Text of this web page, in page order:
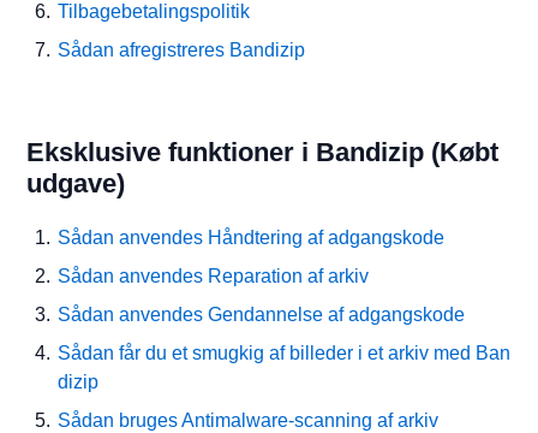
Tilbagebetalingspolitik
Sådan afregistreres Bandizip
Eksklusive funktioner i Bandizip (Købt
udgave)
Sådan anvendes Håndtering af adgangskode
Sådan anvendes Reparation af arkiv
Sådan anvendes Gendannelse af adgangskode
Sådan får du et smugkig af billeder i et arkiv med Ban
dizip
Sådan bruges Antimalware-scanning af arkiv